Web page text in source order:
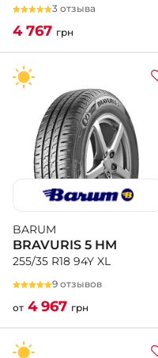
3 отзыва
4 767 грн
BARUM
BRAVURIS 5 HM
255/35 R18 94Y XL
9 отзывов
от 4 967 грн